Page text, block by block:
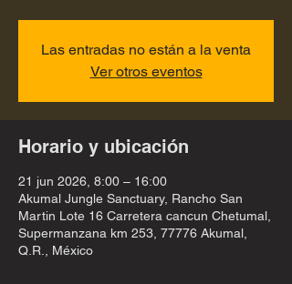
Las entradas no están a la venta
Ver otros eventos
Horario y ubicación
21 jun 2026, 8:00 – 16:00
Akumal Jungle Sanctuary, Rancho San
Martin Lote 16 Carretera cancun Chetumal,
Supermanzana km 253, 77776 Akumal,
Q.R., México